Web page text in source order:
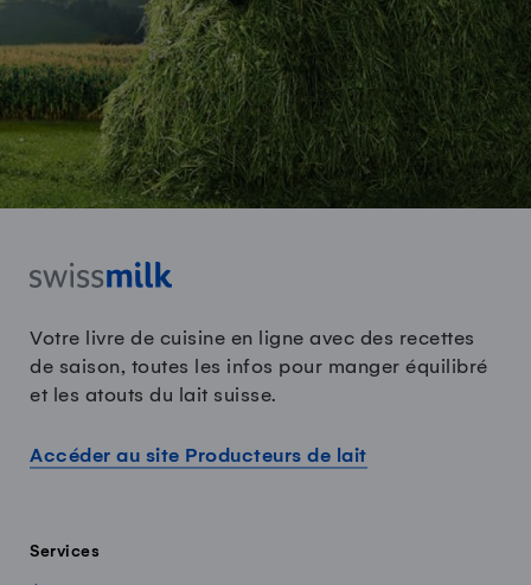
Votre livre de cuisine en ligne avec des recettes
de saison, toutes les infos pour manger équilibré
et les atouts du lait suisse.
Accéder au site Producteurs de lait
Services